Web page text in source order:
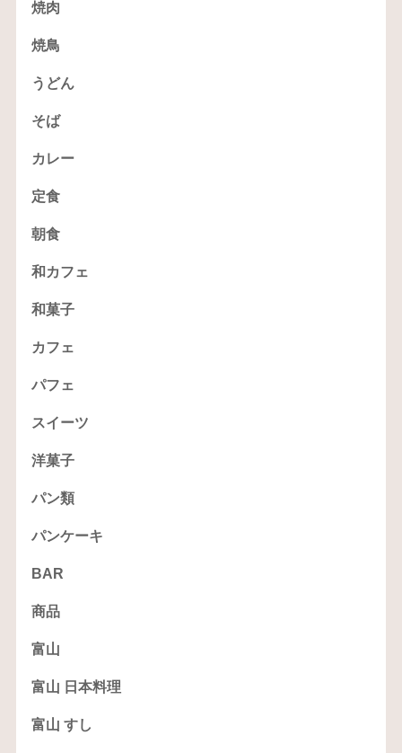
焼肉
焼鳥
うどん
そば
カレー
定食
朝食
和カフェ
和菓子
カフェ
パフェ
スイーツ
洋菓子
パン類
パンケーキ
BAR
商品
富山
富山 日本料理
富山 すし